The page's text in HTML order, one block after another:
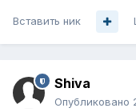
Вставить ник
Shiva
Опубликовано